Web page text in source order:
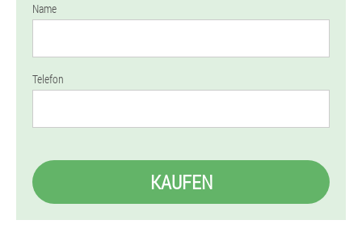
Name
Telefon
KAUFEN